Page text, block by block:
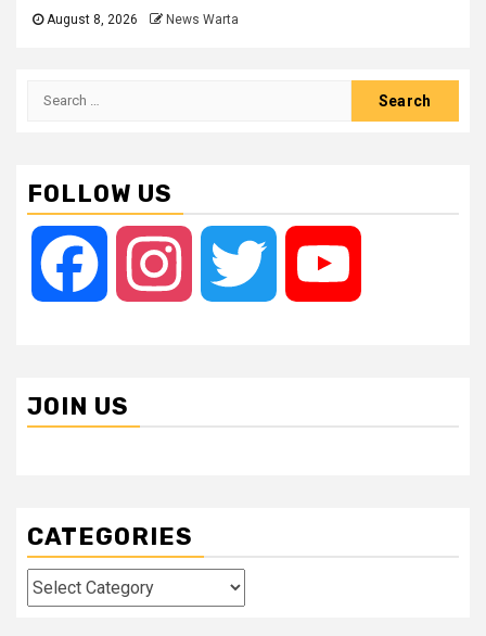
August 8, 2026 News Warta
Search
FOLLOW US
Facebook Instagram Twitter
JOIN US
CATEGORIES
Categories